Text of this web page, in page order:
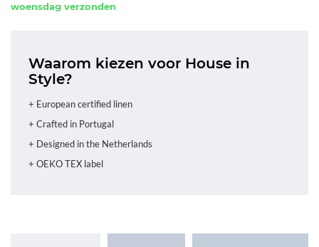
woensdag verzonden
Waarom kiezen voor House in
Style?
+ European certified linen
+ Crafted in Portugal
+ Designed in the Netherlands
+ OEKO TEX label